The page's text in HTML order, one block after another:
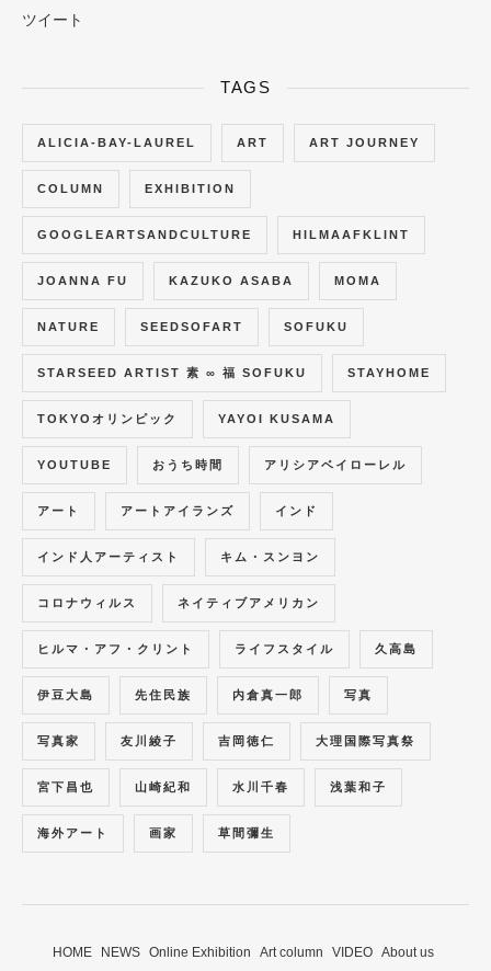
ツイート
TAGS
ALICIA-BAY-LAUREL ART ART JOURNEY
COLUMN EXHIBITION
GOOGLEARTSANDCULTURE HILMAAFKLINT
JOANNA FU KAZUKO ASABA MOMA
NATURE SEEDSOFART SOFUKU
STARSEED ARTIST 素 ∞ 福 SOFUKU STAYHOME
TOKYOオリンピック YAYOI KUSAMA
YOUTUBE おうち時間 アリシアベイローレル
アート アートアイランズ インド
インド人アーティスト キム・スンヨン
コロナウィルス ネイティブアメリカン
ヒルマ・アフ・クリント ライフスタイル 久高島
伊豆大島 先住民族 内倉真一郎 写真
写真家 友川綾子 吉岡徳仁 大理国際写真祭
宮下昌也 山崎紀和 水川千春 浅葉和子
海外アート 画家 草間彌生
HOME NEWS Online Exhibition Art column VIDEO About us